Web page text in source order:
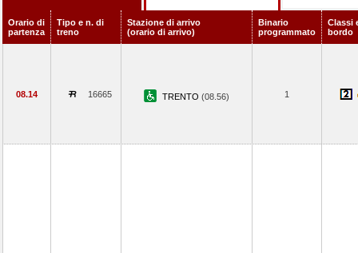
Orario di
partenza
Tipo e n. di
treno
Stazione di arrivo
(orario di arrivo)
Binario
programmato
Classi
bordo
08.14 16665 TRENTO (08.56) 1